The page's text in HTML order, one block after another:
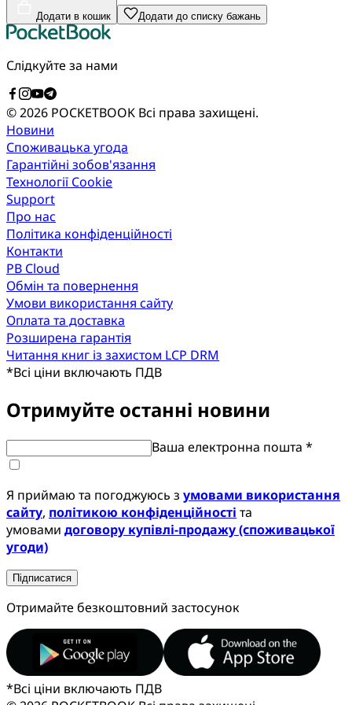
Додати в кошик Додати до списку бажань
Слідкуйте за нами
© 2026 POCKETBOOK Всі права захищені.
Новини
Споживацька угода
Гарантійні зобов'язання
Технології Cookie
Support
Про нас
Політика конфіденційності
Контакти
PB Cloud
Обмін та повернення
Умови використання сайту
Оплата та доставка
Розширена гарантія
Читання книг із захистом LCP DRM
*Всі ціни включають ПДВ
Отримуйте останні новини
Ваша електронна пошта *
Я приймаю та погоджуюсь з умовами використання
сайту, політикою конфіденційності та
умовами договору купівлі-продажу (споживацької
угоди)
Підписатися
Отримайте безкоштовний застосунок
*Всі ціни включають ПДВ